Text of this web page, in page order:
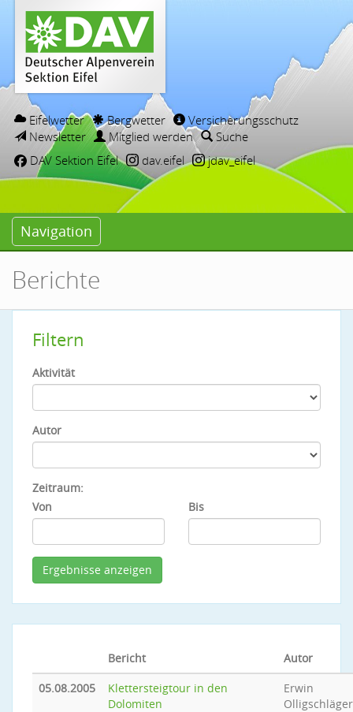
Eifelwetter Bergwetter
Versicherungsschutz
Newsletter
Mitglied werden
Suche
DAV Sektion Eifel
dav.eifel jdav_eifel
Navigation
Berichte
Filtern
Aktivität
Autor
Zeitraum:
Von
Bis
Bericht
Autor
05.08.2005
Klettersteigtour in den
Dolomiten
Erwin
Olligschläger